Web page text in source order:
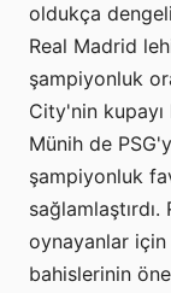
oldukça
Real Madrid
şampiyonluk
City'nin kupayı
Münih de
şampiyonluk
oynayanlar
bahislerinin